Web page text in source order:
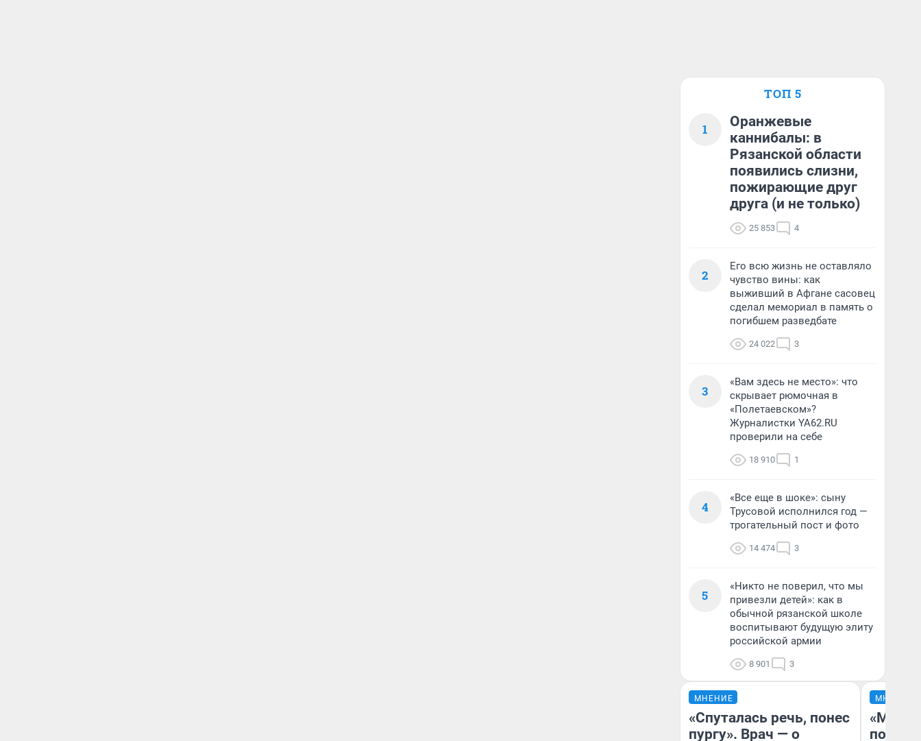
ТОП 5
1
Оранжевые
каннибалы: в
Рязанской области
появились слизни,
пожирающие друг
друга (и не только)
25 853 4
2
Его всю жизнь не оставляло
чувство вины: как
выживший в Афгане сасовец
сделал мемориал в память о
погибшем разведбате
24 022 3
3
«Вам здесь не место»: что
скрывает рюмочная в
«Полетаевском»?
Журналистки YA62.RU
проверили на себе
18 910 1
4
«Все еще в шоке»: сыну
Трусовой исполнился год —
трогательный пост и фото
14 474 3
5
«Никто не поверил, что мы
привезли детей»: как в
обычной рязанской школе
воспитывают будущую элиту
российской армии
8 901 3
МНЕНИЕ
«Спуталась речь, понес
пургу». Врач — о
МНЕНИЕ